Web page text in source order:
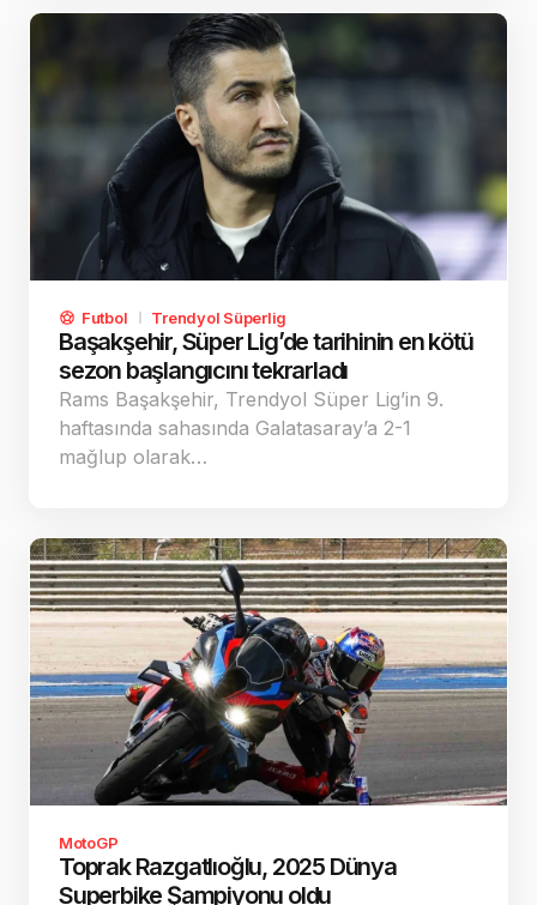
Futbol Trendyol Süperlig
Başakşehir, Süper Lig’de tarihinin en kötü
sezon başlangıcını tekrarladı
Rams Başakşehir, Trendyol Süper Lig’in 9.
haftasında sahasında Galatasaray’a 2-1
mağlup olarak…
MotoGP
Toprak Razgatlıoğlu, 2025 Dünya
Superbike Şampiyonu oldu